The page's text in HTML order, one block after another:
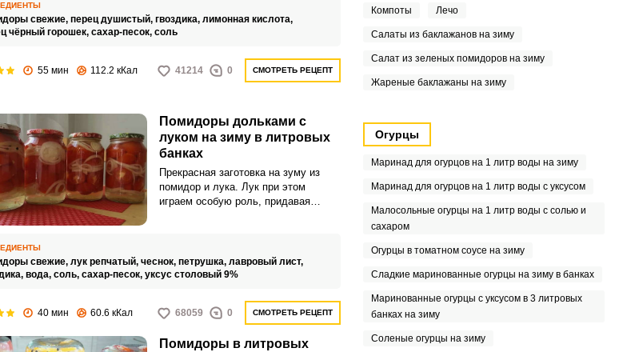
делаются легко и без особых
хлопот.
свежие, перец душистый, гвоздика, лимонная кислота,
чёрный горошек, сахар-песок, соль
55 мин 112.2 кКал 41214 0 СМОТРЕТЬ РЕЦЕПТ
Помидоры дольками с
луком на зиму в литровых
банках
Прекрасная заготовка на зуму из
помидор и лука. Лук при этом
играем особую роль, придавая
свежие, лук репчатый, чеснок, петрушка, лавровый лист,
вода, соль, сахар-песок, уксус столовый 9%
40 мин 60.6 кКал 68059 0 СМОТРЕТЬ РЕЦЕПТ
Помидоры в литровых
Компоты Лечо
Салаты из баклажанов на зиму
Салат из зеленых помидоров на зиму
Жареные баклажаны на зиму
Огурцы
Маринад для огурцов на 1 литр воды на зиму
Маринад для огурцов на 1 литр воды с уксусом
Малосольные огурцы на 1 литр воды с солью и
сахаром
Огурцы в томатном соусе на зиму
Сладкие маринованные огурцы на зиму в банках
Маринованные огурцы с уксусом в 3 литровых
банках на зиму
Соленые огурцы на зиму